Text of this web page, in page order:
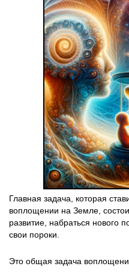
Главная задача, которая
воплощении на Земле,
развитие, набраться нового
свои пороки.
Это общая задача